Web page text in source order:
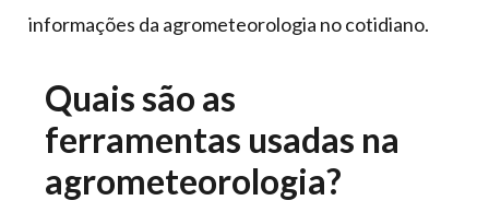
informações da agrometeorologia no cotidiano.
Quais são as
ferramentas usadas na
agrometeorologia?